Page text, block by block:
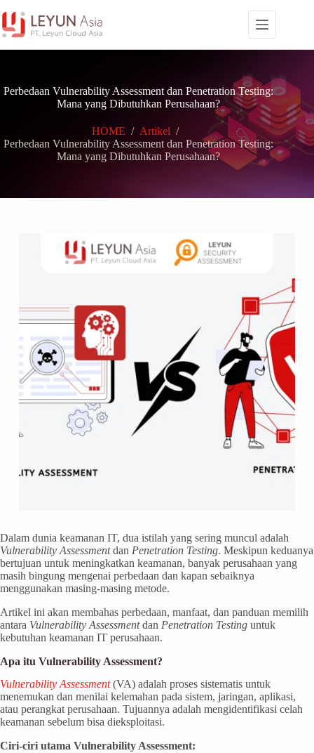
to
content
Perbedaan Vulnerability Assessment dan Penetration Testing:
Mana yang Dibutuhkan Perusahaan?
HOME / Artikel /
Perbedaan Vulnerability Assessment dan Penetration Testing:
Mana yang Dibutuhkan Perusahaan?
Dalam dunia keamanan IT, dua istilah yang sering muncul adalah
Vulnerability Assessmentdan Penetration Testing. Meskipun keduanya
bertujuan untuk meningkatkan keamanan, banyak perusahaan yang
masih bingung mengenai perbedaan dan kapan sebaiknya
menggunakan masing-masing metode.
Artikel ini akan membahas perbedaan, manfaat, dan panduan memilih
antara Vulnerability Assessmentdan Penetration Testing untuk
kebutuhan keamanan IT perusahaan.
Apa itu Vulnerability Assessment?
Vulnerability Assessment(VA) adalah proses sistematis untuk
menemukan dan menilai kelemahan pada sistem, jaringan, aplikasi,
atau perangkat perusahaan. Tujuannya adalah mengidentifikasi celah
keamanan sebelum bisa dieksploitasi.
Ciri-ciri utama Vulnerability Assessment: